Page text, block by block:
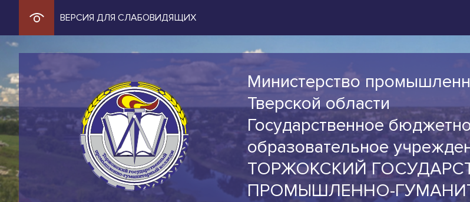
ВЕРСИЯ ДЛЯ СЛАБОВИДЯЩИХ
Министерство
Тверской области
Государственное
образовательное
ТОРЖОКСКИЙ
ПРОМЫШЛЕННО-